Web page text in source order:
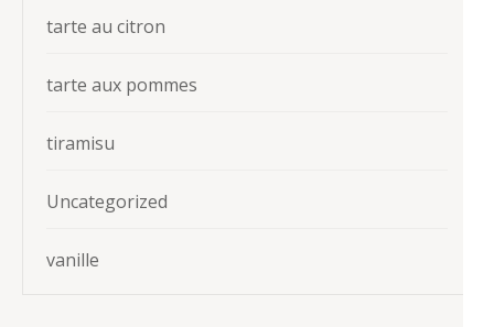
tarte au citron
tarte aux pommes
tiramisu
Uncategorized
vanille